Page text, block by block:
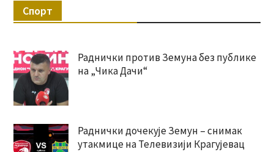
Спорт
Раднички против Земуна без публике
на „Чика Дачи“
Раднички дочекује Земун – снимак
утакмице на Телевизији Крагујевац